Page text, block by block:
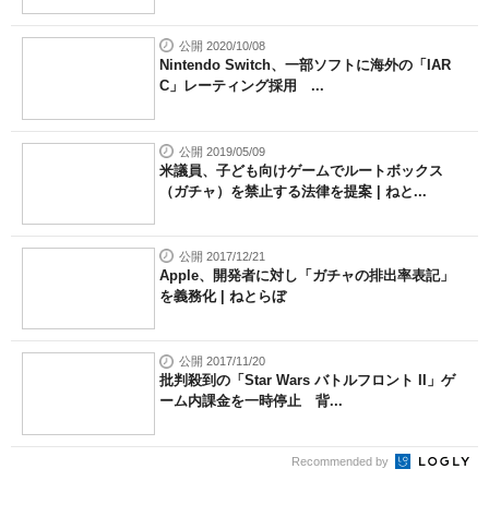
公開 2020/10/08
Nintendo Switch、一部ソフトに海外の「IAR
C」レーティング採用 ...
公開 2019/05/09
米議員、子ども向けゲームでルートボックス
（ガチャ）を禁止する法律を提案 | ねと...
公開 2017/12/21
Apple、開発者に対し「ガチャの排出率表記」
を義務化 | ねとらぼ
公開 2017/11/20
批判殺到の「Star Wars バトルフロント II」ゲ
ーム内課金を一時停止 背...
Recommended by